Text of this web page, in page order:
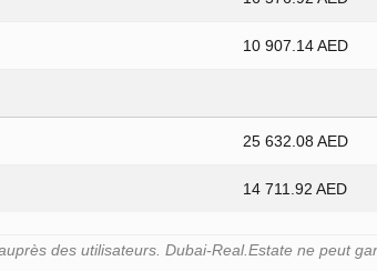
10 907.14 AED
25 632.08 AED
14 711.92 AED
des utilisateurs. Dubai-Real.Estate ne peut